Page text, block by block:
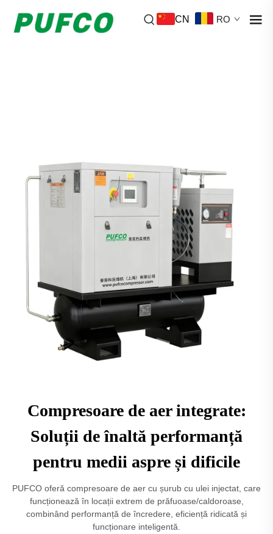
CN RO
Compresoare de aer integrate:
Soluții de înaltă performanță
pentru medii aspre și dificile
PUFCO oferă compresoare de aer cu șurub cu ulei injectat, care
funcționează în locații extrem de prăfuoase/caldoroase,
combinând performanță de încredere, eficiență ridicată și
funcționare inteligentă.